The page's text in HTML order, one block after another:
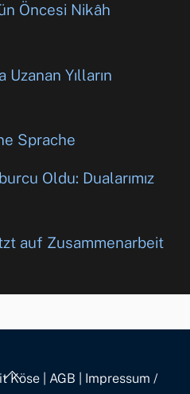
Öncesi Nikâh
Uzanan Yılların
Sprache
Oldu: Dualarımız
auf Zusammenarbeit
Back
Köse| AGB
Impressum /